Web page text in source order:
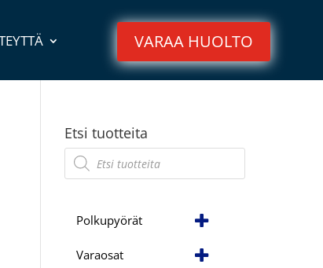
VARAA HUOLTO
Etsi tuotteita
Products
search
Polkupyörät
Varaosat